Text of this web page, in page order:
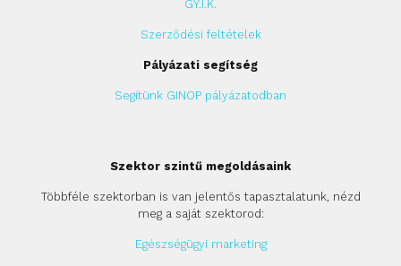
GY.I.K.
Szerződési feltételek
Pályázati segítség
Segítünk GINOP pályázatodban
Szektor szintű megoldásaink
Többféle szektorban is van jelentős tapasztalatunk, nézd
meg a saját szektorod:
Egészségügyi marketing